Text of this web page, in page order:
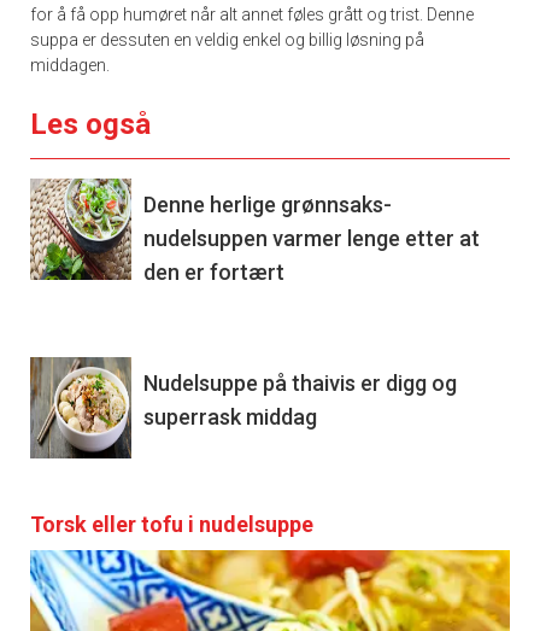
for å få opp humøret når alt annet føles grått og trist. Denne
suppa er dessuten en veldig enkel og billig løsning på
middagen.
Les også
Denne herlige grønnsaks-
nudelsuppen varmer lenge etter at
den er fortært
Nudelsuppe på thaivis er digg og
superrask middag
Torsk eller tofu i nudelsuppe